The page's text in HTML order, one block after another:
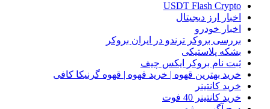
USDT Flash Crypto
اخبار ارز دیجیتال
اخبار خودرو
بررسی بروکر ترندو در ایران بروکر
بشکه پلاستیکی
ثبت نام بروکر ایکس چیف
خرید بهترین قهوه | خرید قهوه | قهوه گرنیکا کافی
خرید کانتینر
خرید کانتینر 40 فوت